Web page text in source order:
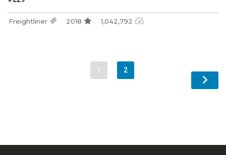
Freightliner 2018 1,042,792
1 2